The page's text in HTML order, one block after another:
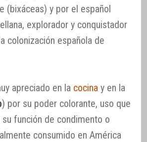
(bixáceas) y por el español
explorador y conquistador
colonización española de
apreciado en la cocina y en la
) por su poder colorante, uso que
función de condimento o
consumido en América